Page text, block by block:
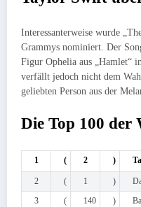
Interessanterweise wurde
Grammys nominiert. Der
Figur Ophelia aus „Hamlet“
verfällt jedoch nicht dem
geliebten Person aus der
Die Top 100 der
1 ( 2 )
2 ( 1 )
3
( 140 )